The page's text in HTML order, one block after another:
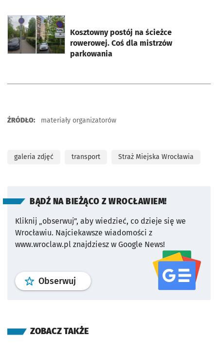
Kosztowny postój na ścieżce
rowerowej. Coś dla mistrzów
parkowania
otworzy się w nowej karcie
ŹRÓDŁO: materiały organizatorów
galeria zdjęć transport Straż Miejska Wrocławia
BĄDŹ NA BIEŻĄCO Z WROCŁAWIEM!
Kliknij „obserwuj”, aby wiedzieć, co dzieje się we
Wrocławiu. Najciekawsze wiadomości z
www.wroclaw.pl znajdziesz w Google News!
Obserwuj profil serwisu
ZOBACZ TAKŻE